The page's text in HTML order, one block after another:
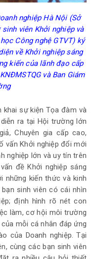
nghiệp Hà Nội (Sở
viên Khởi nghiệp và
Công nghệ GTVT) ký
về Khởi nghiệp sáng
kiến của lãnh đạo cấp
và Ban Giám
khai sự kiện Tọa đàm và
diễn ra tại Hội trường lớn
Chuyên gia cấp cao,
vấn Khởi nghiệp đổi mới
nghiệp lớn và uy tín trên
đề Khởi nghiệp sáng
những kiến thức và kinh
sinh viên có cái nhìn
định hình rõ nét con
làm, cơ hội môi trường
mỗi cá nhân đáp ứng
của Doanh nghiệp. Tại
cùng các bạn sinh viên